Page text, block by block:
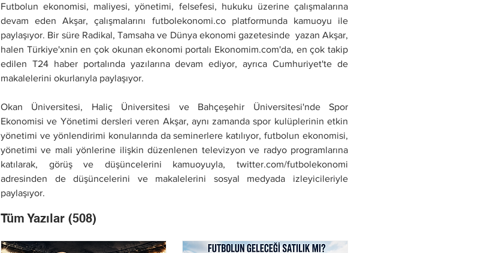
Futbolun ekonomisi, maliyesi, yönetimi, felsefesi, hukuku üzerine çalışmalarına
devam eden Akşar, çalışmalarını futbolekonomi.co platformunda kamuoyu ile
paylaşıyor. Bir süre Radikal, Tamsaha ve Dünya ekonomi gazetesinde  yazan Akşar,
halen Türkiye'xnin en çok okunan ekonomi portalı Ekonomim.com'da, en çok takip
edilen T24 haber portalında yazılarına devam ediyor, ayrıca Cumhuriyet'te de
makalelerini okurlarıyla paylaşıyor.
Okan Üniversitesi, Haliç Üniversitesi ve Bahçeşehir Üniversitesi'nde Spor
Ekonomisi ve Yönetimi dersleri veren Akşar, aynı zamanda spor kulüplerinin etkin
yönetimi ve yönlendirimi konularında da seminerlere katılıyor, futbolun ekonomisi,
yönetimi ve mali yönlerine ilişkin düzenlenen televizyon ve radyo programlarına
katılarak, görüş ve düşüncelerini kamuoyuyla, twitter.com/futbolekonomi
adresinden de düşüncelerini ve makalelerini sosyal medyada izleyicileriyle
paylaşıyor.
Tüm Yazılar (508)